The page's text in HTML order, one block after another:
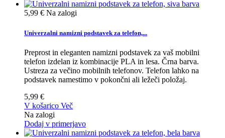
5,99 € Na zalogi
Univerzalni namizni podstavek za telefon,...
Preprost in eleganten namizni podstavek za vaš mobilni
telefon izdelan iz kombinacije PLA in lesa. Črna barva.
Ustreza za večino mobilnih telefonov. Telefon lahko na
podstavek namestimo v pokončni ali ležeči položaj.
5,99 €
V košarico Več
Na zalogi
Dodaj v primerjavo